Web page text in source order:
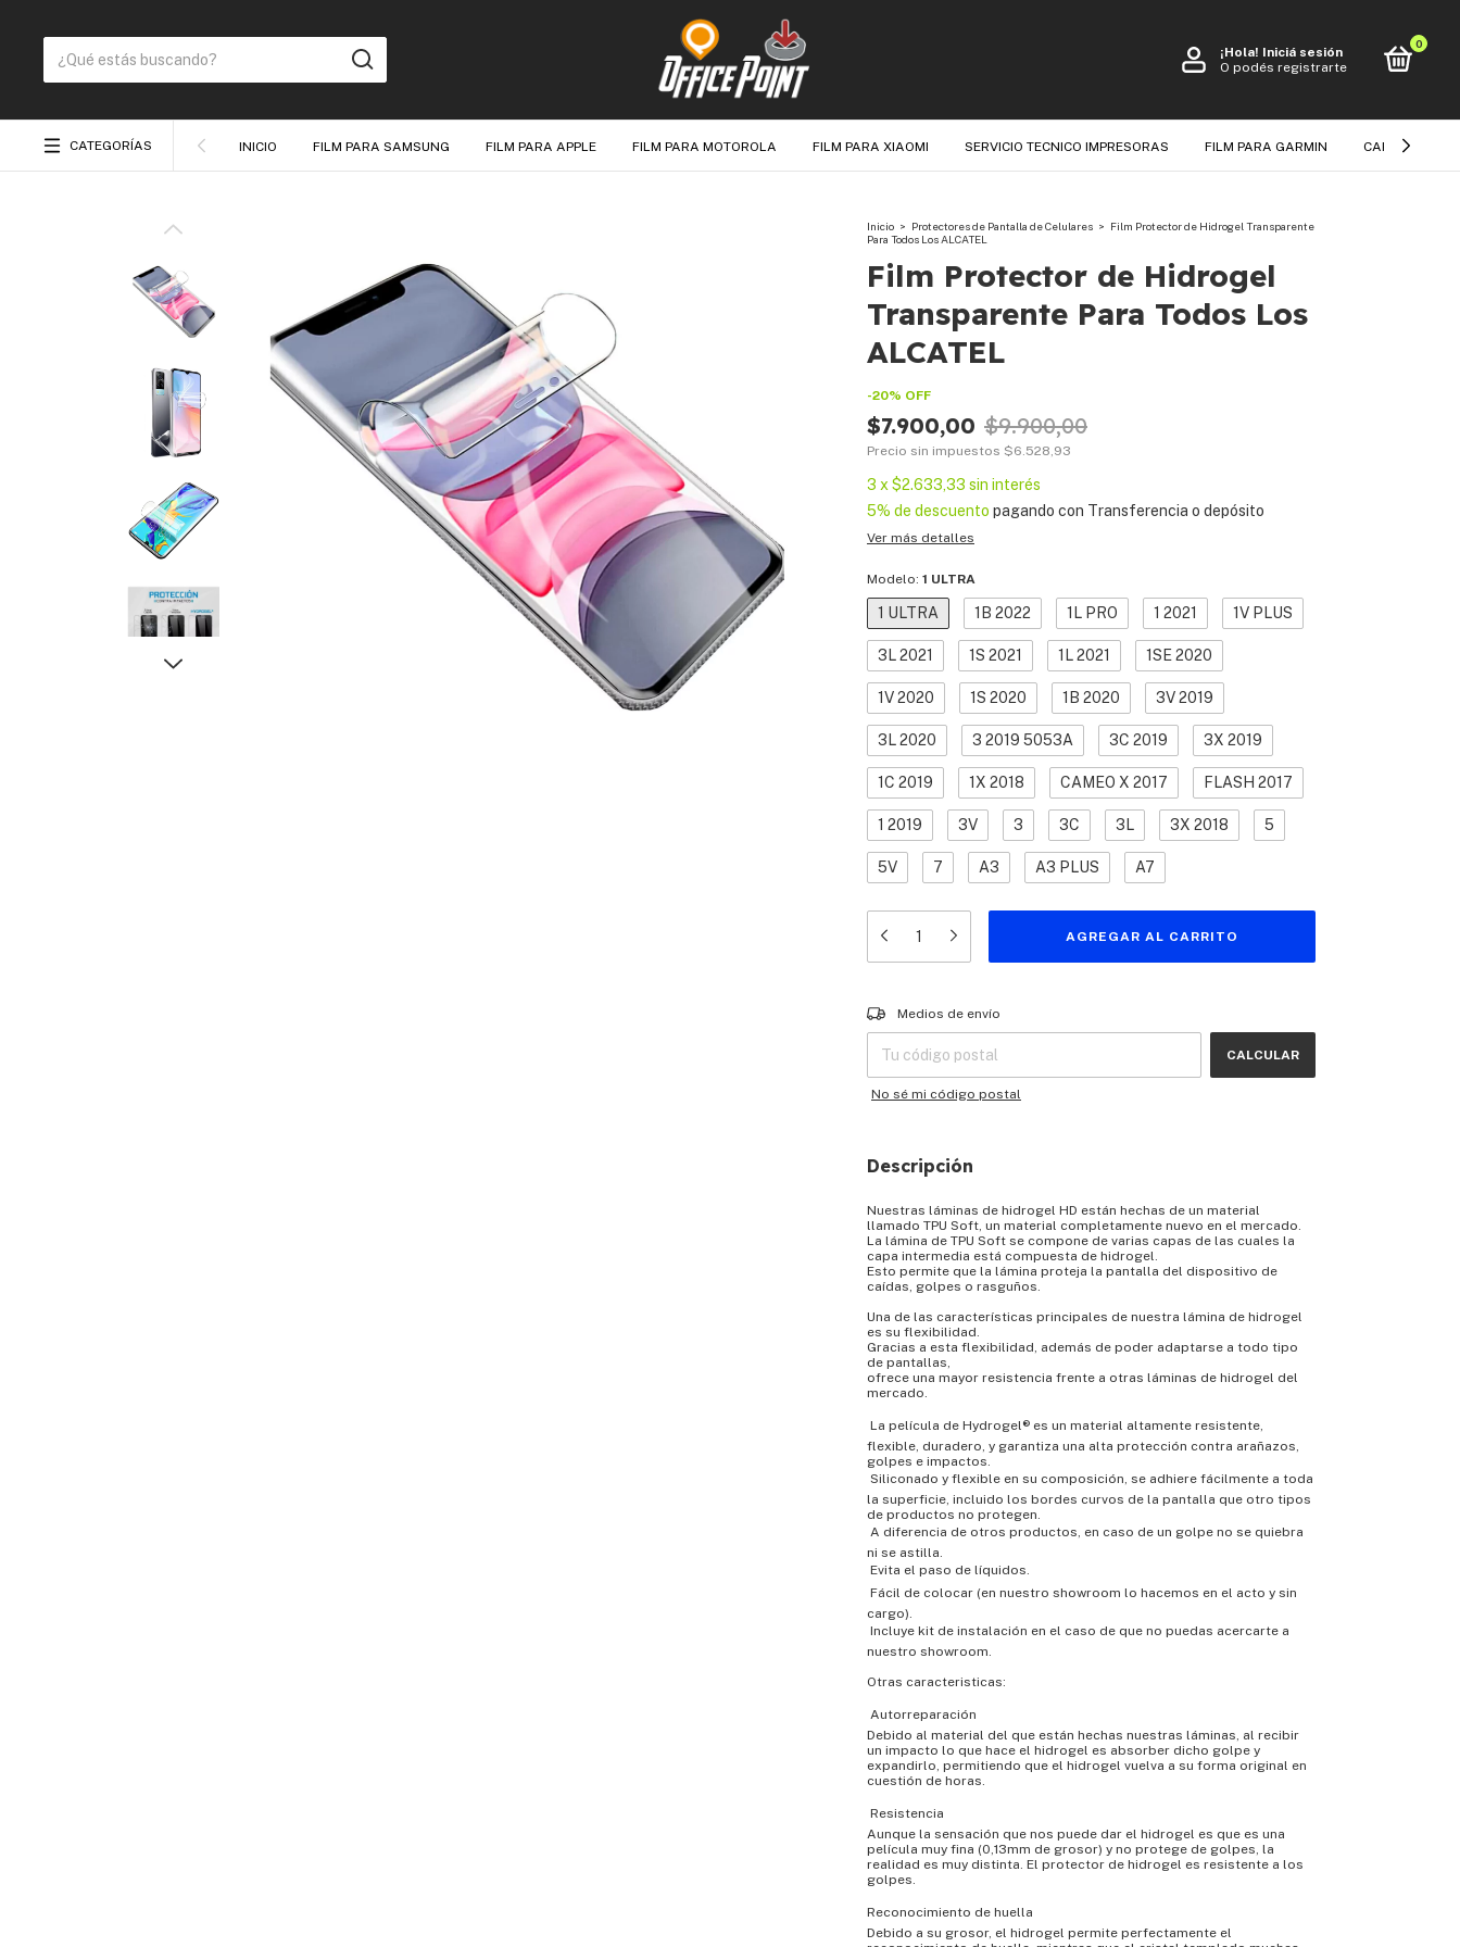
¡Hola! Iniciá sesión
O podés registrarte
0
CATEGORÍAS INICIO FILM PARA SAMSUNG FILM PARA APPLE FILM PARA MOTOROLA FILM PARA XIAOMI SERVICIO TECNICO IMPRESORAS FILM PARA GARMIN CARGADORES
Inicio > Protectores de Pantalla de Celulares > Film Protector de Hidrogel Transparente
Para Todos Los ALCATEL
Film Protector de Hidrogel
Transparente Para Todos Los
ALCATEL
-20% OFF
$7.900,00 $9.900,00
Precio sin impuestos $6.528,93
3 x $2.633,33 sin interés
5% de descuento pagando con Transferencia o depósito
Ver más detalles
Modelo: 1 ULTRA
1 ULTRA 1B 2022 1L PRO 1 2021 1V PLUS
3L 2021 1S 2021 1L 2021 1SE 2020
1V 2020 1S 2020 1B 2020 3V 2019
3L 2020 3 2019 5053A 3C 2019 3X 2019
1C 2019 1X 2018 CAMEO X 2017 FLASH 2017
1 2019 3V 3 3C 3L 3X 2018 5
5V 7 A3 A3 PLUS A7
Entregas para el CP:
Medios de envío
CALCULAR
No sé mi código postal
Descripción
Nuestras láminas de hidrogel HD están hechas de un material
llamado TPU Soft, un material completamente nuevo en el mercado.
La lámina de TPU Soft se compone de varias capas de las cuales la
capa intermedia está compuesta de hidrogel.
Esto permite que la lámina proteja la pantalla del dispositivo de
caídas, golpes o rasguños.
Una de las características principales de nuestra lámina de hidrogel
es su flexibilidad.
Gracias a esta flexibilidad, además de poder adaptarse a todo tipo
de pantallas,
ofrece una mayor resistencia frente a otras láminas de hidrogel del
mercado.
 La película de Hydrogel® es un material altamente resistente,
flexible, duradero, y garantiza una alta protección contra arañazos,
golpes e impactos.
 Siliconado y flexible en su composición, se adhiere fácilmente a toda
la superficie, incluido los bordes curvos de la pantalla que otro tipos
de productos no protegen.
 A diferencia de otros productos, en caso de un golpe no se quiebra
ni se astilla.
 Evita el paso de líquidos.
 Fácil de colocar (en nuestro showroom lo hacemos en el acto y sin
cargo).
 Incluye kit de instalación en el caso de que no puedas acercarte a
nuestro showroom.
Otras caracteristicas:
 Autorreparación
Debido al material del que están hechas nuestras láminas, al recibir
un impacto lo que hace el hidrogel es absorber dicho golpe y
expandirlo, permitiendo que el hidrogel vuelva a su forma original en
cuestión de horas.
 Resistencia
Aunque la sensación que nos puede dar el hidrogel es que es una
película muy fina (0,13mm de grosor) y no protege de golpes, la
realidad es muy distinta. El protector de hidrogel es resistente a los
golpes.
Reconocimiento de huella
Debido a su grosor, el hidrogel permite perfectamente el